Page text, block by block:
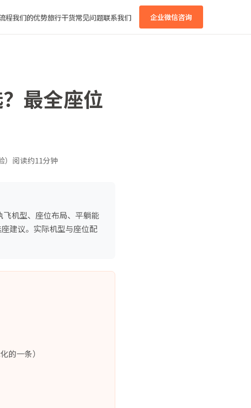
程我们的优势旅行干货常见问题联系我们 企业微信咨询
最全座位
阅读约11分钟
机型、座位布局、平躺能
建议。实际机型与座位配
的一条）